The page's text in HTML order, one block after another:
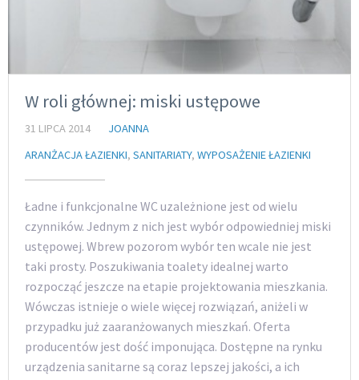
W roli głównej: miski ustępowe
31 LIPCA 2014
JOANNA
ARANŻACJA ŁAZIENKI, SANITARIATY, WYPOSAŻENIE ŁAZIENKI
Ładne i funkcjonalne WC uzależnione jest od wielu
czynników. Jednym z nich jest wybór odpowiedniej miski
ustępowej. Wbrew pozorom wybór ten wcale nie jest
taki prosty. Poszukiwania toalety idealnej warto
rozpocząć jeszcze na etapie projektowania mieszkania.
Wówczas istnieje o wiele więcej rozwiązań, aniżeli w
przypadku już zaaranżowanych mieszkań. Oferta
producentów jest dość imponująca. Dostępne na rynku
urządzenia sanitarne są coraz lepszej jakości, a ich